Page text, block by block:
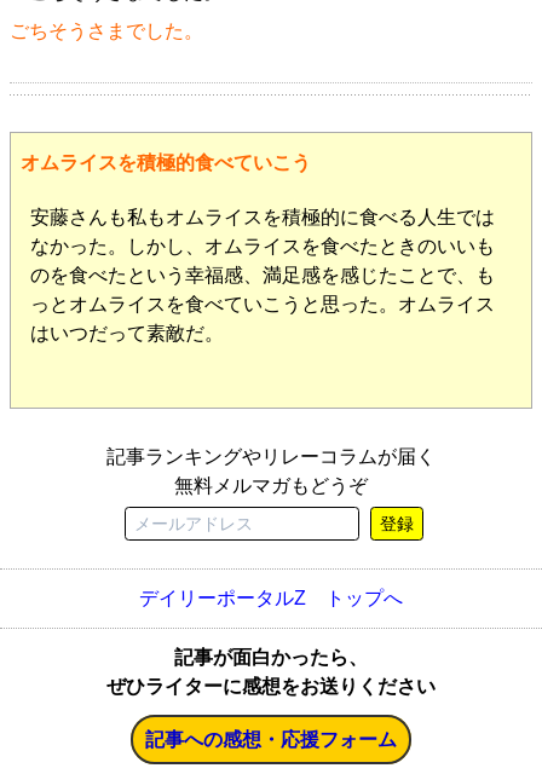
ごちそうさまでした。
オムライスを積極的食べていこう
安藤さんも私もオムライスを積極的に食べる人生では
なかった。しかし、オムライスを食べたときのいいも
のを食べたという幸福感、満足感を感じたことで、も
っとオムライスを食べていこうと思った。オムライス
はいつだって素敵だ。
記事ランキングやリレーコラムが届く
無料メルマガもどうぞ
登録
デイリーポータルZ トップへ
記事が面白かったら、
ぜひライターに感想をお送りください
記事への感想・応援フォーム